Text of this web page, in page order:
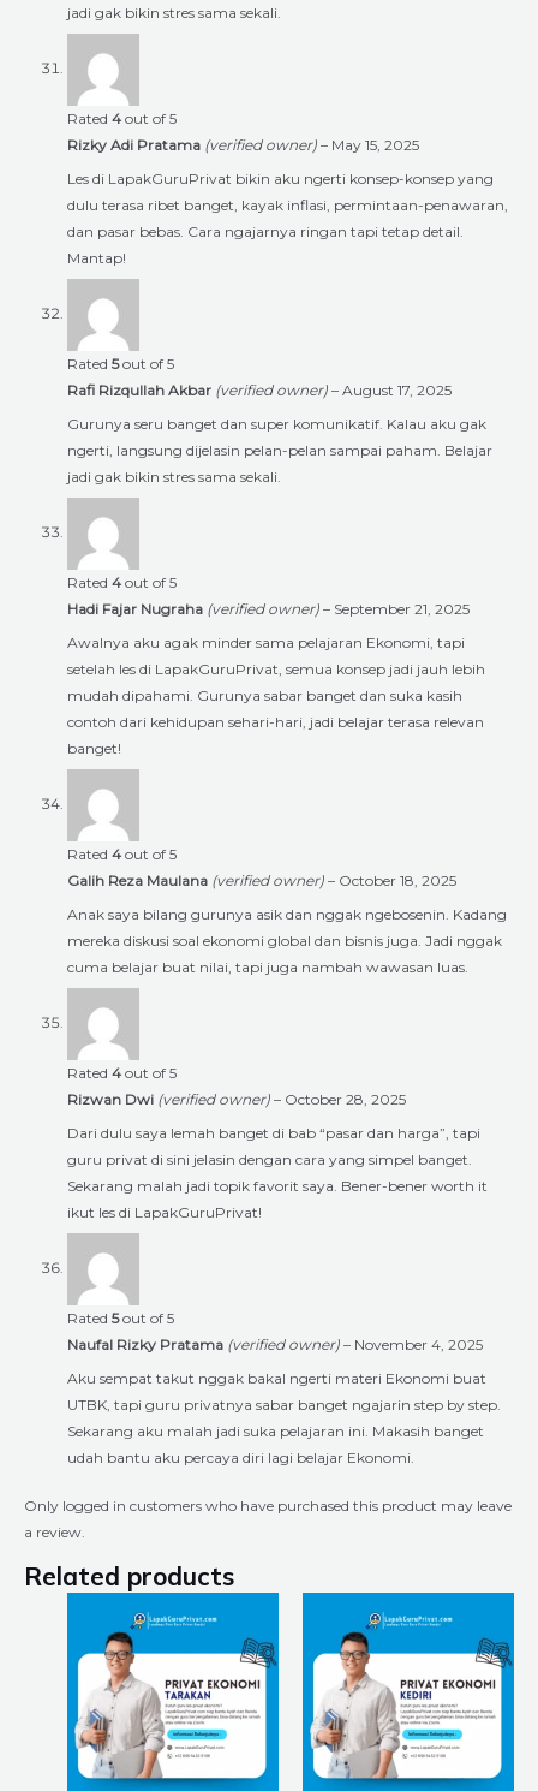
jadi gak bikin stres sama sekali.
Rated 4 out of 5
Rizky Adi Pratama (verified owner) – May 15, 2025
Les di LapakGuruPrivat bikin aku ngerti konsep-konsep yang
dulu terasa ribet banget, kayak inflasi, permintaan-penawaran,
dan pasar bebas. Cara ngajarnya ringan tapi tetap detail.
Mantap!
Rated 5out of 5
Rafi Rizqullah Akbar (verified owner) – August 17, 2025
Gurunya seru banget dan super komunikatif. Kalau aku gak
ngerti, langsung dijelasin pelan-pelan sampai paham. Belajar
jadi gak bikin stres sama sekali.
Rated 4 out of 5
Hadi Fajar Nugraha (verified owner) – September 21, 2025
Awalnya aku agak minder sama pelajaran Ekonomi, tapi
setelah les di LapakGuruPrivat, semua konsep jadi jauh lebih
mudah dipahami. Gurunya sabar banget dan suka kasih
contoh dari kehidupan sehari-hari, jadi belajar terasa relevan
banget!
Rated 4 out of 5
Galih Reza Maulana (verified owner) – October 18, 2025
Anak saya bilang gurunya asik dan nggak ngebosenin. Kadang
mereka diskusi soal ekonomi global dan bisnis juga. Jadi nggak
cuma belajar buat nilai, tapi juga nambah wawasan luas.
Rated 4 out of 5
Rizwan Dwi (verified owner) – October 28, 2025
Dari dulu saya lemah banget di bab “pasar dan harga”, tapi
guru privat di sini jelasin dengan cara yang simpel banget.
Sekarang malah jadi topik favorit saya. Bener-bener worth it
ikut les di LapakGuruPrivat!
Rated 5out of 5
Naufal Rizky Pratama (verified owner) – November 4, 2025
Aku sempat takut nggak bakal ngerti materi Ekonomi buat
UTBK, tapi guru privatnya sabar banget ngajarin step by step.
Sekarang aku malah jadi suka pelajaran ini. Makasih banget
udah bantu aku percaya diri lagi belajar Ekonomi.
Only logged in customers who have purchased this product may leave
a review.
Related products
through
Rp8.400.000
has
multiple
variants.
The
through
Rp8.400.000
has
multiple
variants.
The